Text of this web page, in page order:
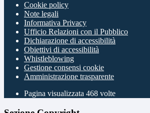
Cookie policy
Note legali
Informativa Privacy
Ufficio Relazioni con il Pubblico
Dichiarazione di accessibilità
Obiettivi di accessibilità
Whistleblowing
Gestione consensi cookie
Amministrazione trasparente
Pagina visualizzata 468 volte